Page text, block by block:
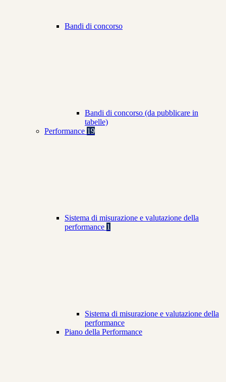
Bandi di concorso
Bandi di concorso (da pubblicare in
tabelle)
Performance 19
Sistema di misurazione e valutazione della
performance 1
Sistema di misurazione e valutazione della
performance
Piano della Performance